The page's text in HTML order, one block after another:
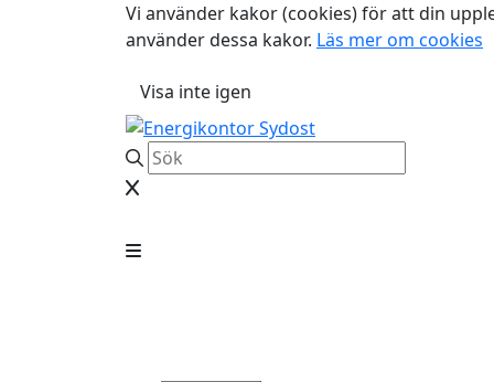
Vi använder kakor (cookies) för att din
använder dessa kakor. Läs mer om cookies
Visa inte igen